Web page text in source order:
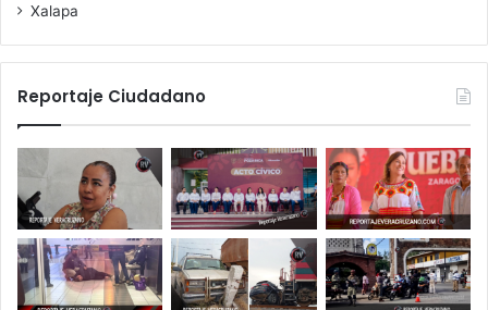
Xalapa
Reportaje Ciudadano